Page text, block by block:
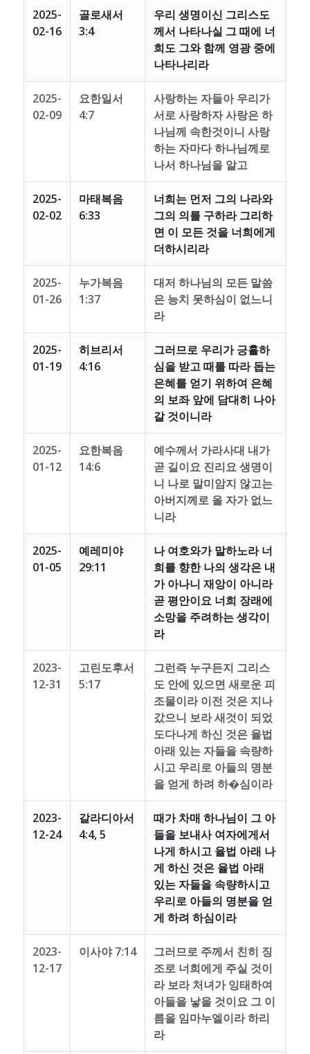
2025-
02-16
골로새서
3:4
우리 생명이신 그리스도
께서 나타나실 그 때에 너
희도 그와 함께 영광 중에
나타나리라
2025-
02-09
요한일서
4:7
사랑하는 자들아 우리가
서로 사랑하자 사랑은 하
나님께 속한것이니 사랑
하는 자마다 하나님께로
나서 하나님을 알고
2025-
02-02
마태복음
6:33
너희는 먼저 그의 나라와
그의 의를 구하라 그리하
면 이 모든 것을 너희에게
더하시리라
2025-
01-26
누가복음
1:37
대저 하나님의 모든 말씀
은 능치 못하심이 없느니
라
2025-
01-19
히브리서
4:16
그러므로 우리가 긍휼하
심을 받고 때를 따라 돕는
은혜를 얻기 위하여 은혜
의 보좌 앞에 담대히 나아
갈 것이니라
2025-
01-12
요한복음
14:6
예수께서 가라사대 내가
곧 길이요 진리요 생명이
니 나로 말미암지 않고는
아버지께로 올 자가 없느
니라
2025-
01-05
예레미야
29:11
나 여호와가 말하노라 너
희를 향한 나의 생각은 내
가 아나니 재앙이 아니라
곧 평안이요 너희 장래에
소망을 주려하는 생각이
라
2023-
12-31
고린도후서
5:17
그런즉 누구든지 그리스
도 안에 있으면 새로운 피
조물이라 이전 것은 지나
갔으니 보라 새것이 되었
도다나게 하신 것은 율법
아래 있는 자들을 속량하
시고 우리로 아들의 명분
을 얻게 하려 하�심이라
2023-
12-24
갈라디아서
4:4, 5
때가 차매 하나님이 그 아
들을 보내사 여자에게서
나게 하시고 율법 아래 나
게 하신 것은 율법 아래
있는 자들을 속량하시고
우리로 아들의 명분을 얻
게 하려 하심이라
2023-
12-17
이사야 7:14
그러므로 주께서 친히 징
조로 너희에게 주실 것이
라 보라 처녀가 잉태하여
아들을 낳을 것이요 그 이
름을 임마누엘이라 하리
라